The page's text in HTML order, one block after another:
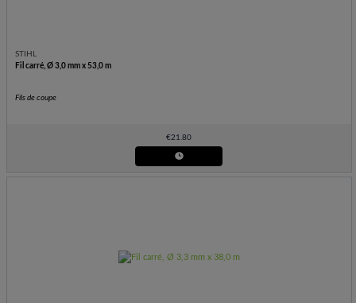
STIHL
Fil carré, Ø 3,0 mm x 53,0 m
Fils de coupe
€21.80